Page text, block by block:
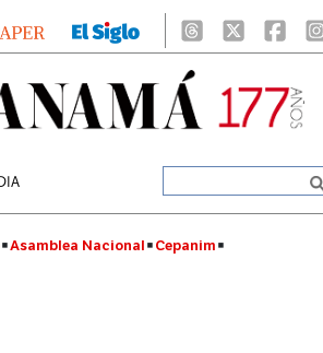
Asamblea Nacional Cepanim